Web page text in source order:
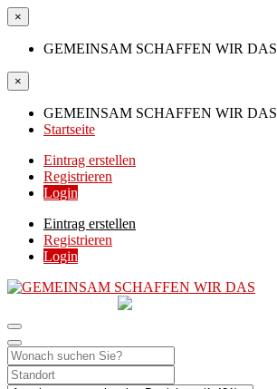
×
GEMEINSAM SCHAFFEN WIR DAS
×
GEMEINSAM SCHAFFEN WIR DAS
Startseite
Eintrag erstellen
Registrieren
Login
Eintrag erstellen
Registrieren
Login